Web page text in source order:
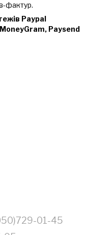
фактур.
Paypal
Paysend
01-45